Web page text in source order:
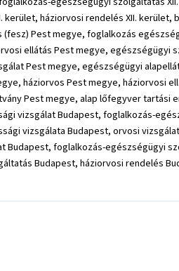
háziorvosi rendelés XII.
Pest megye, foglalkozás
ellátás Pest megye,
Pest megye, egészségügyi
háziorvos Pest megye, háziorvosi
Pest megye, alap lőfegyver
vizsgálat Budapest, foglalkozás-
vizsgálata Budapest, orvosi
Budapest, foglalkozás-egészségügyi
Budapest, háziorvosi rendelés